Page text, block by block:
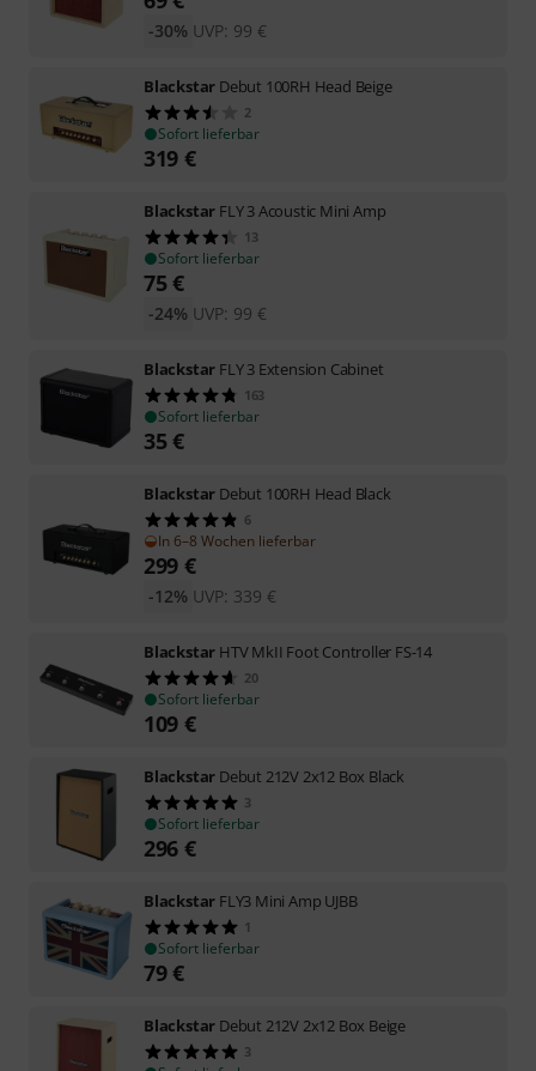
UVP: 99 €
-30%
Blackstar Debut 100RH Head Beige
2
Sofort lieferbar
319 €
Blackstar FLY 3 Acoustic Mini Amp
13
Sofort lieferbar
75€
UVP: 99 €
-24%
Blackstar FLY 3 Extension Cabinet
163
Sofort lieferbar
35€
Blackstar Debut 100RH Head Black
6
In 6–8 Wochen lieferbar
299 €
UVP: 339 €
-12%
Blackstar HTV MkII Foot Controller FS-14
20
Sofort lieferbar
109 €
Blackstar Debut 212V 2x12 Box Black
3
Sofort lieferbar
296 €
Blackstar FLY3 Mini Amp UJBB
1
Sofort lieferbar
79€
Blackstar Debut 212V 2x12 Box Beige
3